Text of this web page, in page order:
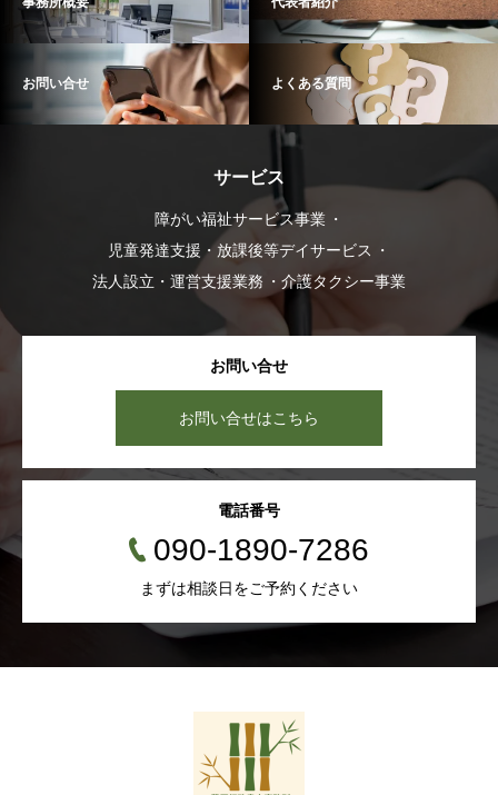
お問い合せ よくある質問
サービス
障がい福祉サービス事業
児童発達支援・放課後等デイサービス
法人設立・運営支援業務
介護タクシー事業
お問い合せ
お問い合せはこちら
電話番号
090-1890-7286
まずは相談日をご予約ください